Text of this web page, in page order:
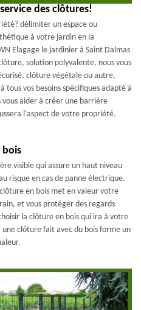
des clôtures!
délimiter un espace ou
à votre jardin en la
Elagage le jardinier à Saint Dalmas
solution polyvalente, nous vous
clôture végétale ou autre,
tous vos besoins spécifiques adapté à
vous aider à créer une barrière
l'aspect de votre propriété.
bois
visible qui assure un haut niveau
risque en cas de panne électrique.
en bois met en valeur votre
et vous protéger des regards
la clôture en bois qui ira à votre
clôture fait avec du bois forme un